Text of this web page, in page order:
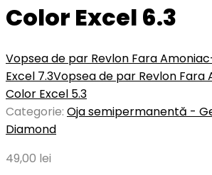
Color Excel 6.3
Vopsea de par Revlon Fara
Excel 7.3Vopsea de par Revlon Fara
Color Excel 5.3
Categorie: Oja semipermanentă -
Diamond
49,00 lei